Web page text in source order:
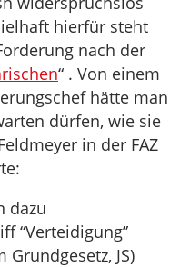
hierfür steht
nach der
“ . Von einem
hätte man
dürfen, wie sie
in der FAZ
dazu
“Verteidigung”
JS)